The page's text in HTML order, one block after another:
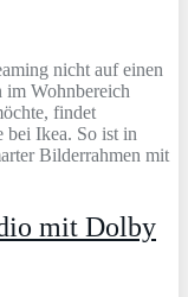
nicht auf einen
im Wohnbereich
findet
bei Ikea. So ist in
Bilderrahmen mit
mit Dolby